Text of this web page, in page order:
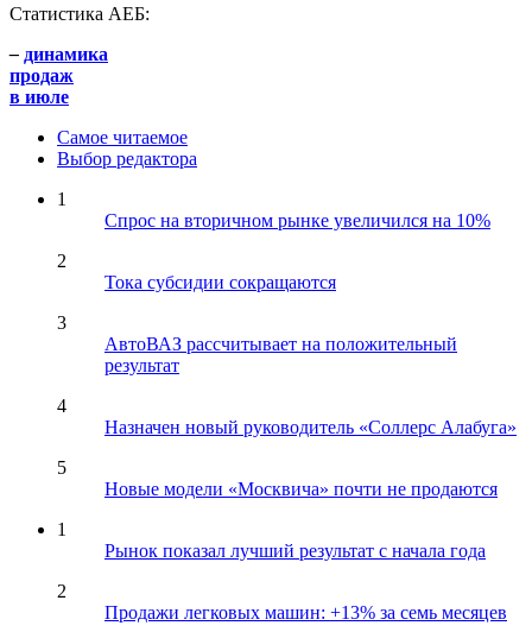
Статистика АЕБ:
– динамика
продаж
в июле
Самое читаемое
Выбор редактора
1
Спрос на вторичном рынке увеличился на 10%
2
Тока субсидии сокращаются
3
АвтоВАЗ рассчитывает на положительный
результат
4
Назначен новый руководитель «Соллерс Алабуга»
5
Новые модели «Москвича» почти не продаются
1
Рынок показал лучший результат с начала года
2
Продажи легковых машин: +13% за семь месяцев